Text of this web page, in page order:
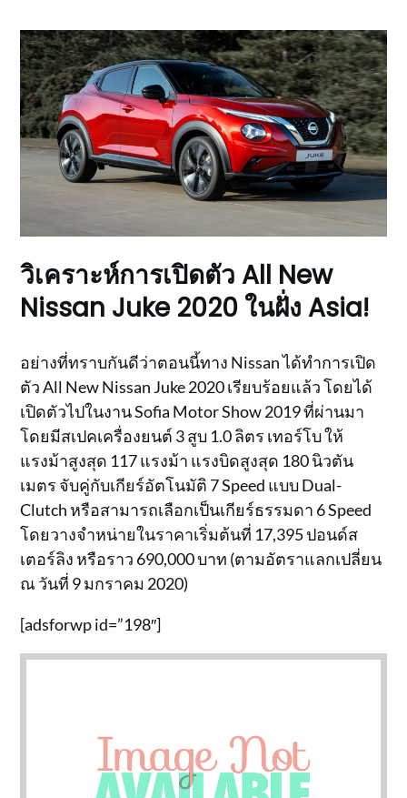
วิเคราะห์การเปิดตัว All New
Nissan Juke 2020 ในฝั่ง Asia!
อย่างที่ทราบกันดีว่าตอนนี้ทาง Nissan ได้ทำการเปิด
ตัว All New Nissan Juke 2020 เรียบร้อยแล้ว โดยได้
เปิดตัวไปในงาน Sofia Motor Show 2019 ที่ผ่านมา
โดยมีสเปคเครื่องยนต์ 3 สูบ 1.0 ลิตร เทอร์โบ ให้
แรงม้าสูงสุด 117 แรงม้า แรงบิดสูงสุด 180 นิวตัน
เมตร จับคู่กับเกียร์อัตโนมัติ 7 Speed แบบ Dual-
Clutch หรือสามารถเลือกเป็นเกียร์ธรรมดา 6 Speed
โดยวางจำหน่ายในราคาเริ่มต้นที่ 17,395 ปอนด์ส
เตอร์ลิง หรือราว 690,000 บาท (ตามอัตราแลกเปลี่ยน
ณ วันที่ 9 มกราคม 2020)
[adsforwp id=”198″]